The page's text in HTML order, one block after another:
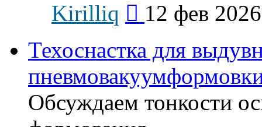
Kirilliq
последнему
12 фев
Техоснастка для
Обсуждаем тонкости